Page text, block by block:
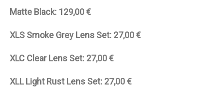
Matte Black: 129,00 €
XLS Smoke Grey Lens Set: 27,00 €
XLC Clear Lens Set: 27,00 €
XLL Light Rust Lens Set: 27,00 €